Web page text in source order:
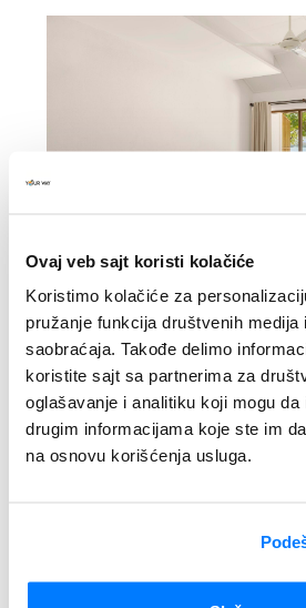
Ovaj veb sajt koristi kolačiće
Koristimo kolačiće za
pružanje funkcija društvenih medija
saobraćaja. Takođe delimo
koristite sajt sa partnerima za
oglašavanje i analitiku koji mogu da
drugim informacijama koje ste im
na osnovu korišćenja usluga.
Deluxe beach villa:
jednostavno uređene, jednom
susednom jedinicom, na plaži,
WC, kadom i tušem na
ventilator, minibar uz doplatu,
kafa/čaj, terasa.